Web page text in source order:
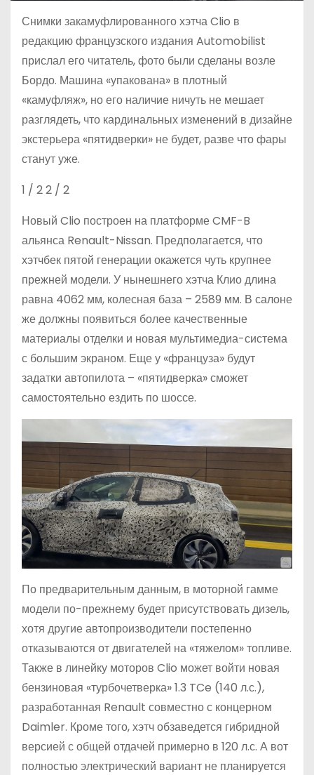
Снимки закамуфлированного хэтча Clio в
редакцию французского издания Automobilist
прислал его читатель, фото были сделаны возле
Бордо. Машина «упакована» в плотный
«камуфляж», но его наличие ничуть не мешает
разглядеть, что кардинальных изменений в дизайне
экстерьера «пятидверки» не будет, разве что фары
станут уже.
1 / 22 / 2
Новый Clio построен на платформе CMF-B
альянса Renault-Nissan. Предполагается, что
хэтчбек пятой генерации окажется чуть крупнее
прежней модели. У нынешнего хэтча Клио длина
равна 4062 мм, колесная база – 2589 мм. В салоне
же должны появиться более качественные
материалы отделки и новая мультимедиа-система
с большим экраном. Еще у «француза» будут
задатки автопилота – «пятидверка» сможет
самостоятельно ездить по шоссе.
По предварительным данным, в моторной гамме
модели по-прежнему будет присутствовать дизель,
хотя другие автопроизводители постепенно
отказываются от двигателей на «тяжелом» топливе.
Также в линейку моторов Clio может войти новая
бензиновая «турбочетверка» 1.3 TCe (140 л.с.),
разработанная Renault совместно с концерном
Daimler. Кроме того, хэтч обзаведется гибридной
версией с общей отдачей примерно в 120 л.с. А вот
полностью электрический вариант не планируется